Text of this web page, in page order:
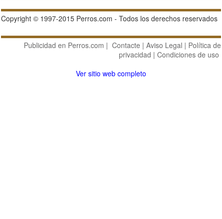
Copyright © 1997-2015 Perros.com - Todos los derechos reservados
Publicidad en Perros.com | Contacte | Aviso Legal | Política de
privacidad | Condiciones de uso
Ver sitio web completo